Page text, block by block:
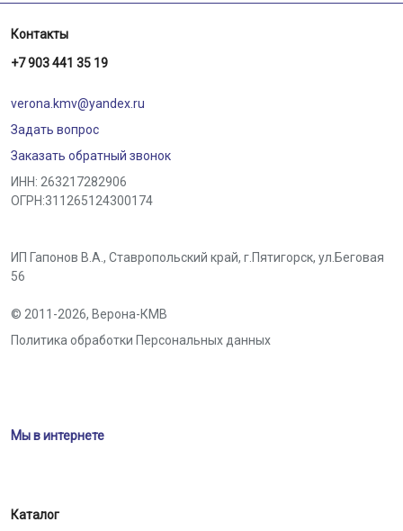
Контакты
+7 903 441 35 19
verona.kmv@yandex.ru
Задать вопрос
Заказать обратный звонок
ИНН: 263217282906
ОГРН:311265124300174
ИП Гапонов В.А., Ставропольский край, г.Пятигорск, ул.Беговая
56
© 2011-2026, Верона-КМВ
Политика обработки Персональных данных
Мы в интернете
Каталог